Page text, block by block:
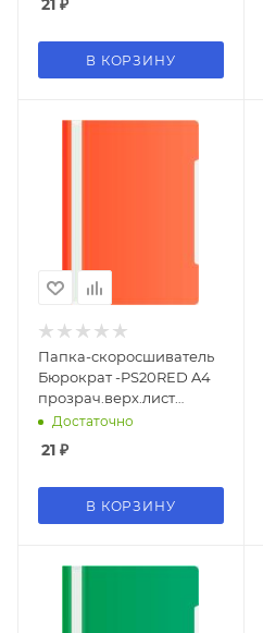
В КОРЗИНУ
Папка-скоросшиватель
Бюрократ -PS20RED A4
прозрач.верх.лист
пластик красный
Достаточно
21 ₽
В КОРЗИНУ